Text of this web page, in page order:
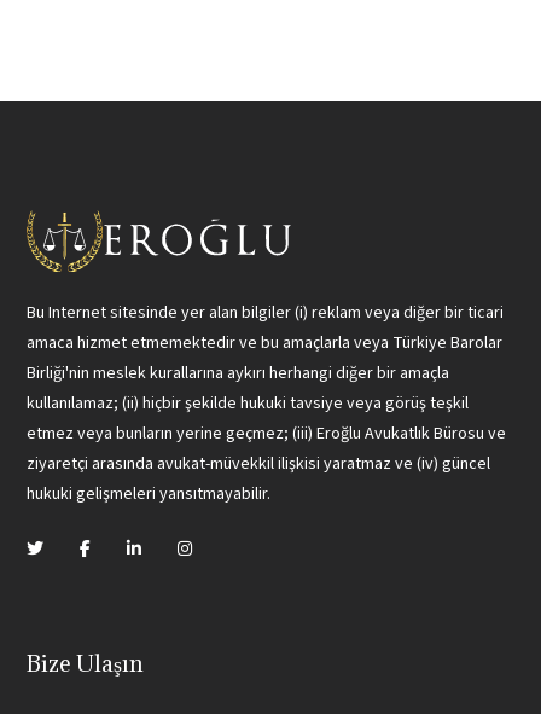
Bu Internet sitesinde yer alan bilgiler (i) reklam veya diğer bir ticari
amaca hizmet etmemektedir ve bu amaçlarla veya Türkiye Barolar
Birliği'nin meslek kurallarına aykırı herhangi diğer bir amaçla
kullanılamaz; (ii) hiçbir şekilde hukuki tavsiye veya görüş teşkil
etmez veya bunların yerine geçmez; (iii) Eroğlu Avukatlık Bürosu ve
ziyaretçi arasında avukat-müvekkil ilişkisi yaratmaz ve (iv) güncel
hukuki gelişmeleri yansıtmayabilir.
Bize Ulaşın